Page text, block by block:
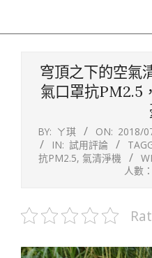
穹頂之下的空氣
氣口罩抗PM2.5
BY: ㄚ琪 ON: 2018/
IN: 試用評論
抗PM2.5, 氣清淨機
人數